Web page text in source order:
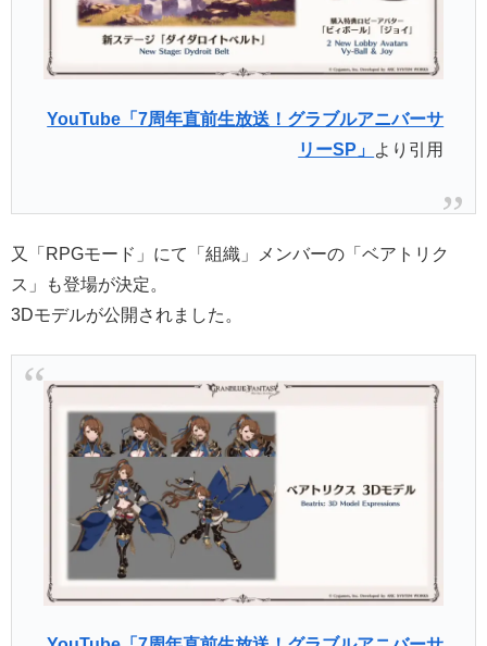
YouTube「7周年直前生放送！グラブルアニバーサ
リーSP」 より引用
又「RPGモード」にて「組織」メンバーの「ベアトリク
ス」も登場が決定。
3Dモデルが公開されました。